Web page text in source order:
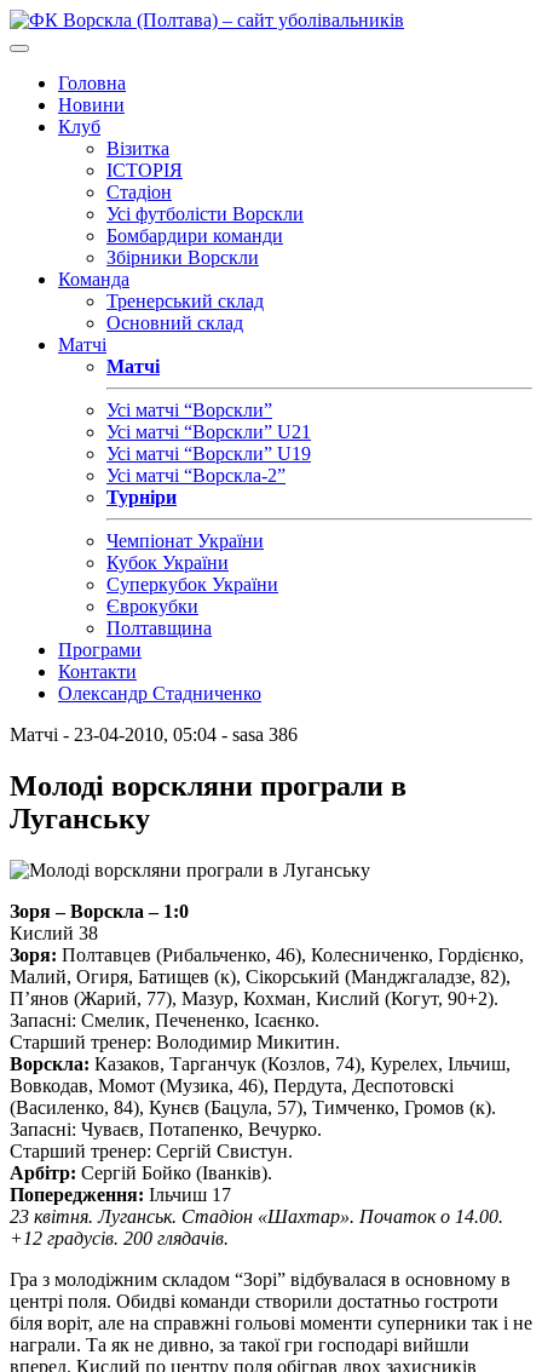
Головна
Новини
Клуб
Візитка
ІСТОРІЯ
Стадіон
Усі футболісти Ворскли
Бомбардири команди
Збірники Ворскли
Команда
Тренерський склад
Основний склад
Матчі
Матчі
Усі матчі “Ворскли”
Усі матчі “Ворскли” U21
Усі матчі “Ворскли” U19
Усі матчі “Ворскла-2”
Турніри
Чемпіонат України
Кубок України
Суперкубок України
Єврокубки
Полтавщина
Програми
Контакти
Олександр Стадниченко
Матчі - 23-04-2010, 05:04 - sasa 386
Молоді ворскляни програли в
Луганську
Зоря – Ворскла – 1:0
Кислий 38
Зоря: Полтавцев (Рибальченко, 46), Колесниченко, Гордієнко,
Малий, Огиря, Батищев (к), Сікорський (Манджгаладзе, 82),
П’янов (Жарий, 77), Мазур, Кохман, Кислий (Когут, 90+2).
Запасні: Смелик, Печененко, Ісаєнко.
Старший тренер: Володимир Микитин.
Ворскла: Казаков, Тарганчук (Козлов, 74), Курелех, Ільчиш,
Вовкодав, Момот (Музика, 46), Пердута, Деспотовскі
(Василенко, 84), Кунєв (Бацула, 57), Тимченко, Громов (к).
Запасні: Чуваєв, Потапенко, Вечурко.
Старший тренер: Сергій Свистун.
Арбітр: Сергій Бойко (Іванків).
Попередження: Ільчиш 17
23 квітня. Луганськ. Стадіон «Шахтар». Початок о 14.00.
+12 градусів. 200 глядачів.
Гра з молодіжним складом “Зорі” відбувалася в основному в
центрі поля. Обидві команди створили достатньо гостроти
біля воріт, але на справжні гольові моменти суперники так і не
награли. Та як не дивно, за такої гри господарі вийшли
вперед. Кислий по центру поля обіграв двох захисників